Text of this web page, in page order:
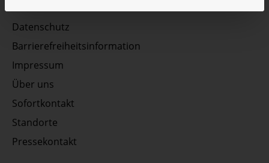
Datenschutz
Barrierefreiheitsinformation
Impressum
Über uns
Sofortkontakt
Standorte
Pressekontakt